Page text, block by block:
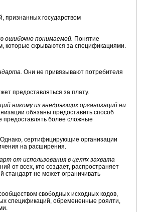
признанных государством
ошибочно понимаемой. Понятие
которые скрываются за спецификациями.
Они не привязывают потребителя
предоставляться за плату.
никому из внедряющих организаций ни
обязаны предоставить способ
предоставлять более сложные
Однако, сертифицирующие организации
на расширения.
от использования в целях захвата
от всех, кто создает, распространяет
стандарт не может ограничивать
свободных исходных кодов,
спецификаций, обремененные роялти,